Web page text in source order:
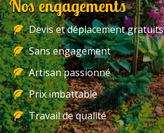
Nos engagements
Devis et déplacement gratuits
Sans engagement
Artisan passionné
Prix imbattable
Travail de qualité